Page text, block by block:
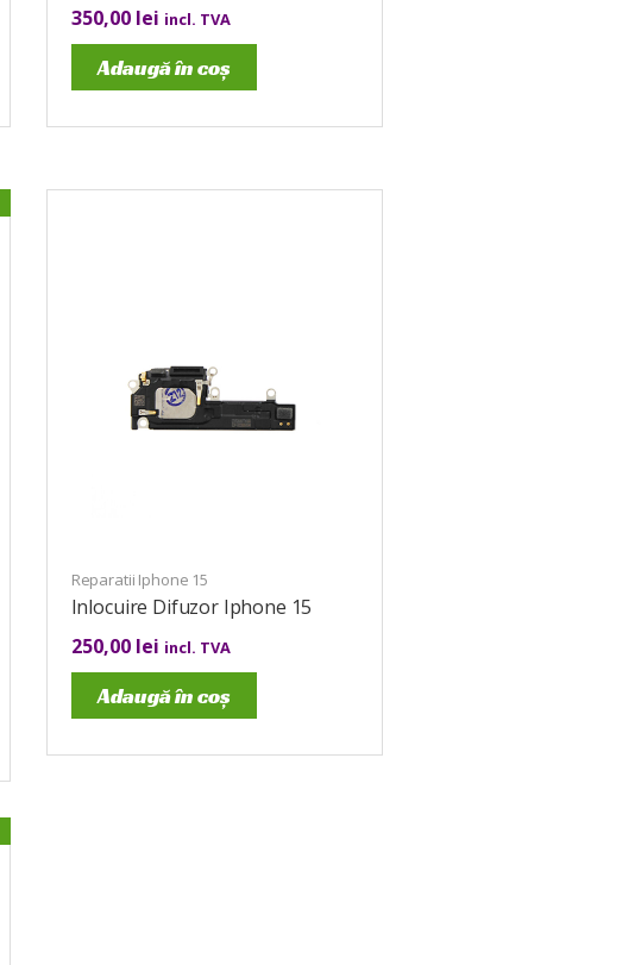
350,00 lei incl. TVA
Adaugă în coș
Reparatii Iphone 15
Inlocuire Difuzor Iphone 15
250,00 lei incl. TVA
Adaugă în coș